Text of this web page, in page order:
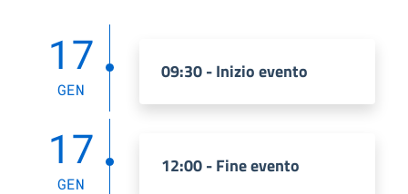
17
GEN
09:30 - Inizio evento
17
GEN
12:00 - Fine evento